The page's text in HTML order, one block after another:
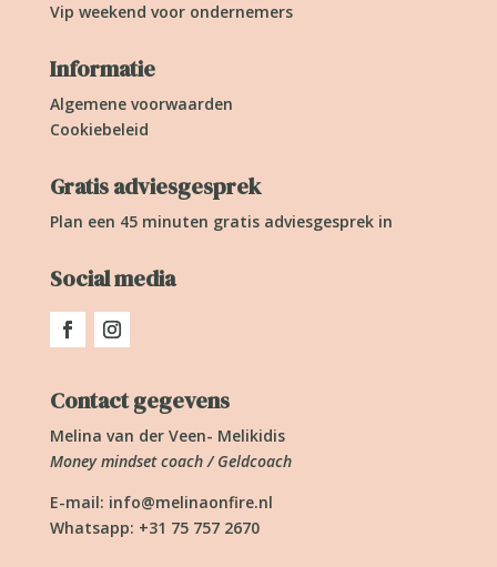
Vip weekend voor ondernemers
Informatie
Algemene voorwaarden
Cookiebeleid
Gratis adviesgesprek
Plan een 45 minuten gratis adviesgesprek in
Social media
Contact gegevens
Melina van der Veen- Melikidis
Money mindset coach / Geldcoach
E-mail: info@melinaonfire.nl
Whatsapp: +31 75 757 2670